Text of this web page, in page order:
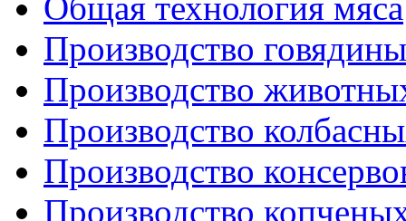
Производство говядины
Производство
Производство
Производство
Производство